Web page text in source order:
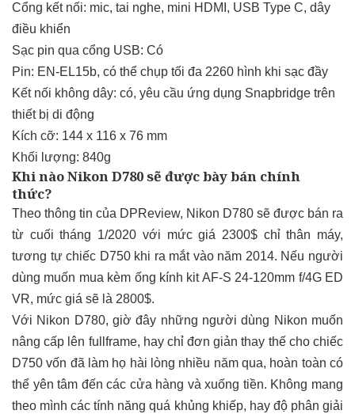
Cổng kết nối: mic, tai nghe, mini HDMI, USB Type C, dây
điều khiển
Sạc pin qua cổng USB: Có
Pin: EN-EL15b, có thể chụp tối đa 2260 hình khi sạc đầy
Kết nối không dây: có, yêu cầu ứng dụng Snapbridge trên
thiết bị di động
Kích cỡ: 144 x 116 x 76 mm
Khối lượng: 840g
Khi nào Nikon D780 sẽ được bày bán chính
thức?
Theo thông tin của DPReview, Nikon D780 sẽ được bán ra
từ cuối tháng 1/2020 với mức giá 2300$ chỉ thân máy,
tương tự chiếc D750 khi ra mắt vào năm 2014. Nếu người
dùng muốn mua kèm ống kính kit AF-S 24-120mm f/4G ED
VR, mức giá sẽ là 2800$.
Với Nikon D780, giờ đây những người dùng Nikon muốn
nâng cấp lên fullframe, hay chỉ đơn giản thay thế cho chiếc
D750 vốn đã làm họ hài lòng nhiều năm qua, hoàn toàn có
thể yên tâm đến các cửa hàng và xuống tiền. Không mang
theo mình các tính năng quá khủng khiếp, hay độ phân giải